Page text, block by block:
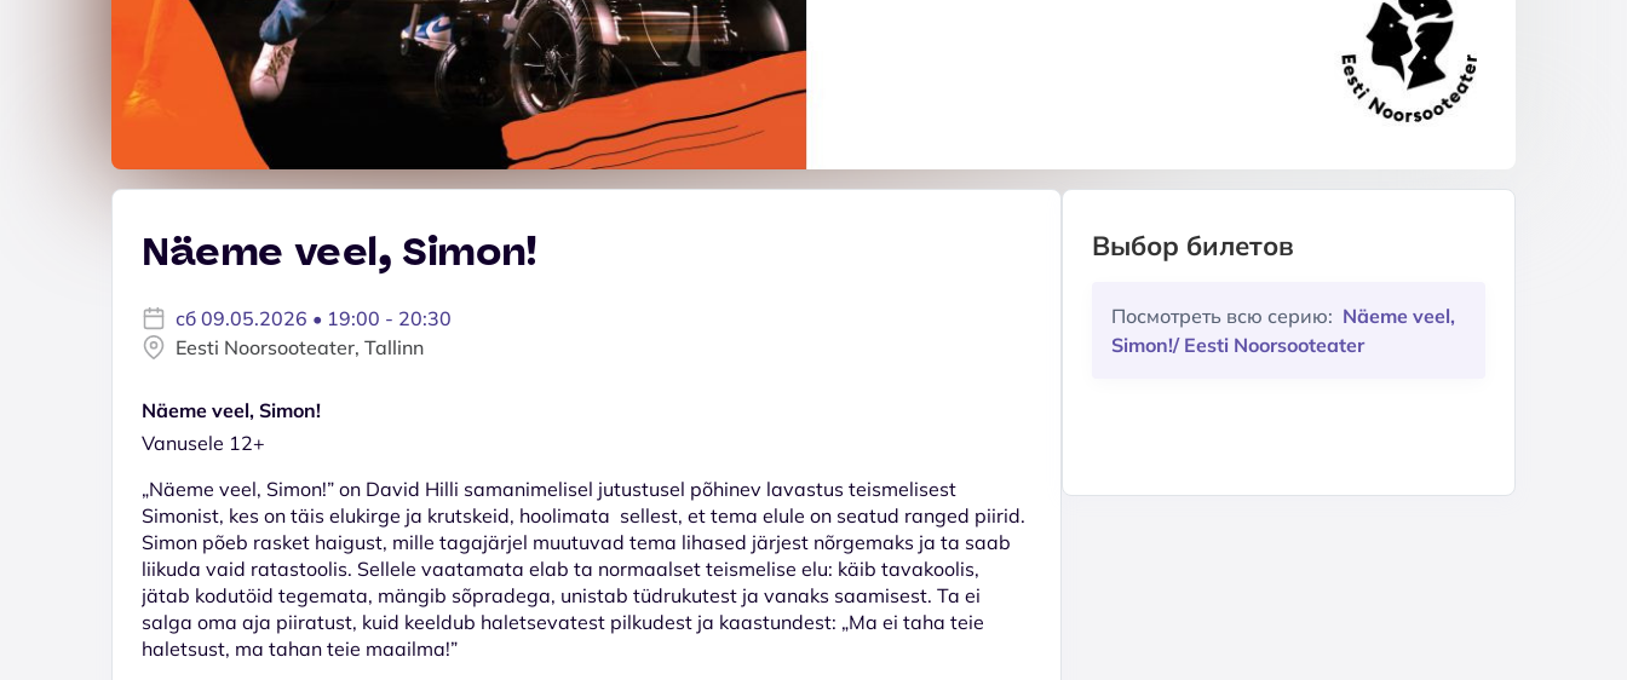
Näeme veel, Simon!
сб 09.05.2026 • 19:00 - 20:30
Eesti Noorsooteater, Tallinn
Näeme veel, Simon!
Vanusele 12+
„Näeme veel, Simon!” on David Hilli samanimelisel jutustusel põhinev lavastus teismelisest
Simonist, kes on täis elukirge ja krutskeid, hoolimata sellest, et tema elule on seatud ranged piirid.
Simon põeb rasket haigust, mille tagajärjel muutuvad tema lihased järjest nõrgemaks ja ta saab
liikuda vaid ratastoolis. Sellele vaatamata elab ta normaalset teismelise elu: käib tavakoolis,
jätab kodutöid tegemata, mängib sõpradega, unistab tüdrukutest ja vanaks saamisest. Ta ei
salga oma aja piiratust, kuid keeldub haletsevatest pilkudest ja kaastundest: „Ma ei taha teie
haletsust, ma tahan teie maailma!”
Выбор билетов
Посмотреть всю серию: Näeme veel,
Simon!/ Eesti Noorsooteater